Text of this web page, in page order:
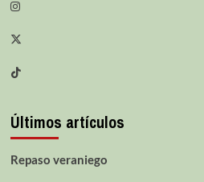
Últimos artículos
Repaso veraniego